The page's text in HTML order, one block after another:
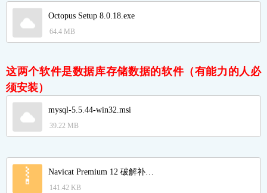
这两个软件是数据库存储数据的软件（有能力的人必
须安装）